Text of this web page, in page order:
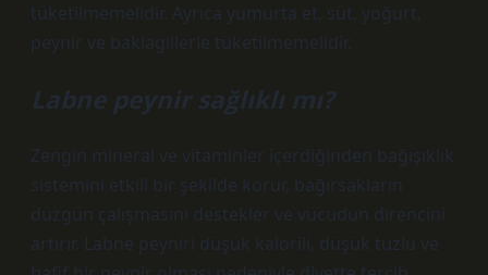
tüketilmemelidir. Ayrıca yumurta et, süt, yoğurt,
peynir ve baklagillerle tüketilmemelidir.
Labne peynir sağlıklı mı?
Zengin mineral ve vitaminler içerdiğinden bağışıklık
sistemini etkili bir şekilde korur, bağırsakların
düzgün çalışmasını destekler ve vücudun direncini
artırır. Labne peyniri düşük kalorili, düşük tuzlu ve